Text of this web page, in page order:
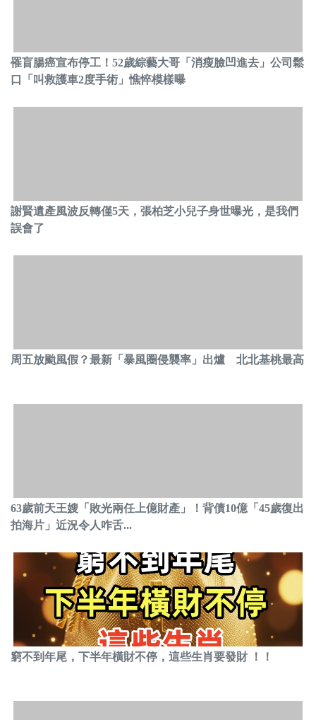
罹盲腸癌宣布停工！52歲綜藝大哥「消瘦臉凹進去」公司鬆
口「叫救護車2度手術」憔悴模樣曝
謝賢遺產風波反轉僅5天，張柏芝小兒子身世曝光，是我們
誤會了
周五放颱風假？最新「暴風圈侵襲率」出爐 北北基桃最高
63歲前天王嫂「敗光兩任上億財產」！背債10億「45歲復出
拍海片」近況令人咋舌...
窮不到年尾，下半年橫財不停，這些生肖要發財 ！！